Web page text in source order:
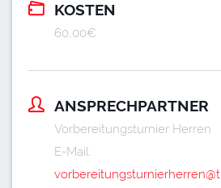
KOSTEN
60,00€
ANSPRECHPARTNER
Vorbereitungsturnier Herren
E-Mail: